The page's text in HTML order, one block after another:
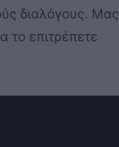
διαλόγους. Μας
το επιτρέπετε